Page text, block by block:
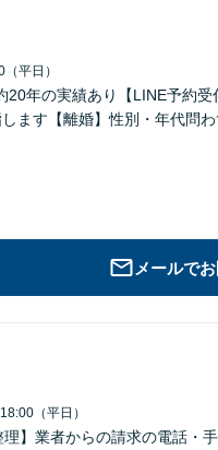
平日）
20年の実績あり【LINE予約
ます【離婚】性別・年代問
メールで
（平日）
】業者からの請求の電話・